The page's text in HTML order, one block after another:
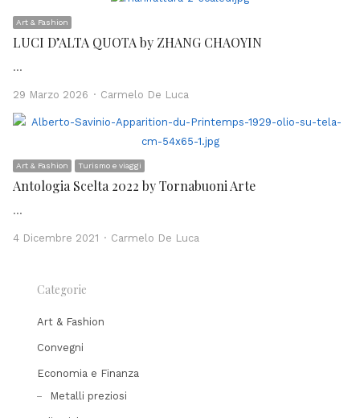
Art & Fashion
LUCI D’ALTA QUOTA by ZHANG CHAOYIN
…
29 Marzo 2026 Author
Carmelo De Luca
Art & Fashion Turismo e viaggi
Antologia Scelta 2022 by Tornabuoni Arte
…
4 Dicembre 2021 Author
Carmelo De Luca
Categorie
Art & Fashion
Convegni
Economia e Finanza
Metalli preziosi